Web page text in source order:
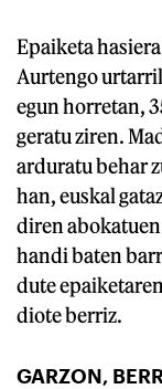
Epaiketa
Aurtengo
egun horretan,
geratu ziren.
arduratu behar
han, euskal
diren
handi baten
dute
diote berriz.
GARZON,